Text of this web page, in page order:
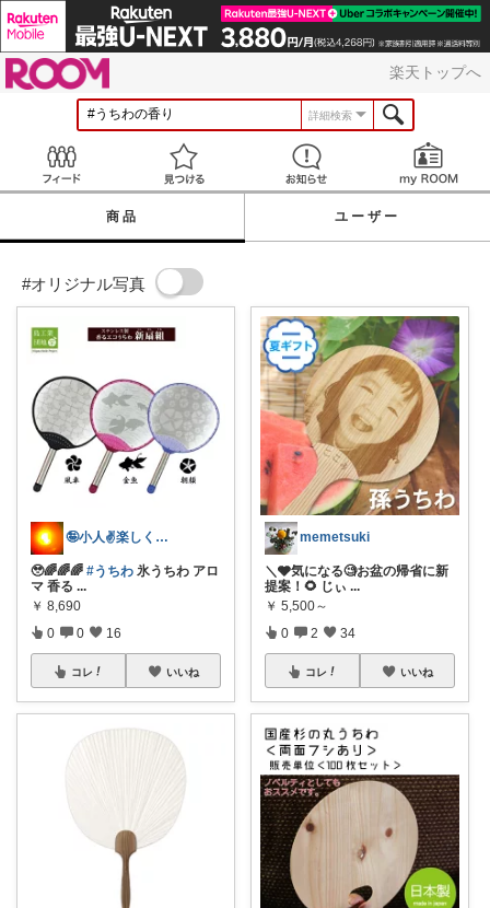
楽天トップへ
詳細検索
見つける お知らせ
商品 ユーザー
#オリジナル写真
🤪小人✌️楽しくは〜い✌️😊⤴️
🥹🌈🌈🌈 #うちわ 氷うちわ アロ
マ 香る ...
￥ 8,690
0 0 16
コレ いいね
memetsuki
＼🩶気になる🧐お盆の帰省に新
提案！🌻 じぃ ...
￥ 5,500～
0 2 34
コレ いいね